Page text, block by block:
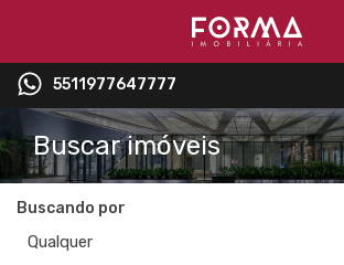
5511977647777
Buscar imóveis
Buscando por
Qualquer